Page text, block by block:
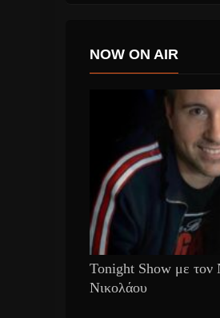
NOW ON AIR
Tonight Show με τον
Νικολάου